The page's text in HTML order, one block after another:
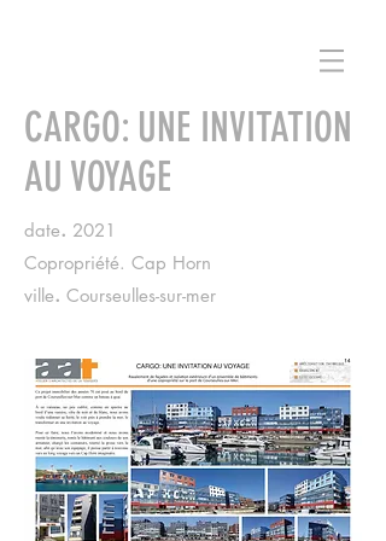
CARGO: UNE INVITATION
AU VOYAGE
date. 2021
Copropriété. Cap Horn
ville. Courseulles-sur-mer